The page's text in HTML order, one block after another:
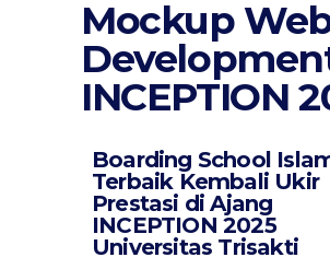
Mockup
INCEPTION
Boarding School
Terbaik Kembali Ukir
Prestasi di Ajang
INCEPTION 2025
Universitas Trisakti